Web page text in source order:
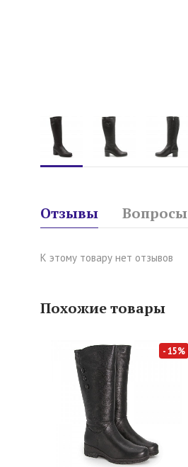
Отзывы Вопросы
К этому товару нет отзывов
Похожие товары
- 15%